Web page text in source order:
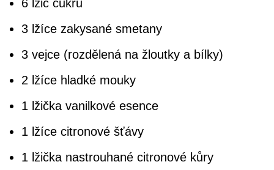
6 lžic cukru
3 lžíce zakysané smetany
3 vejce (rozdělená na žloutky a bílky)
2 lžíce hladké mouky
1 lžička vanilkové esence
1 lžíce citronové šťávy
1 lžička nastrouhané citronové kůry